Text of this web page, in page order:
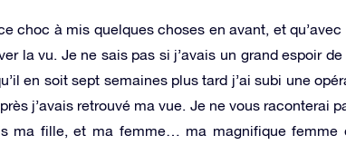
choc à mis quelques choses en avant, et
la vu. Je ne sais pas si j’avais un grand espoir
en soit sept semaines plus tard j’ai subi une
j’avais retrouvé ma vue. Je ne vous raconterai
ma fille, et ma femme… ma magnifique femme